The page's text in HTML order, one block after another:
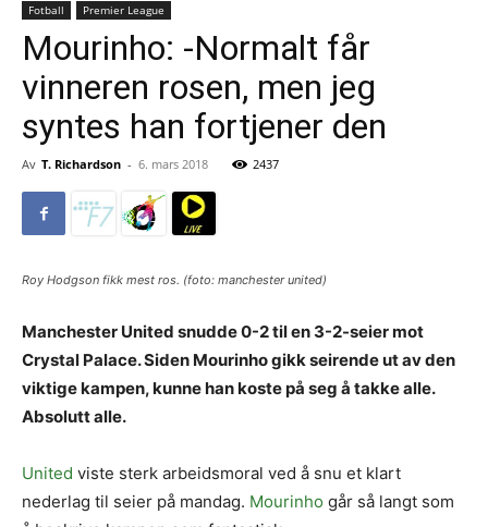
Fotball Premier League
Mourinho: -Normalt får
vinneren rosen, men jeg
syntes han fortjener den
Av T. Richardson - 6. mars 2018 2437
Roy Hodgson fikk mest ros. (foto: manchester united)
Manchester United snudde 0-2 til en 3-2-seier mot
Crystal Palace. Siden Mourinho gikk seirende ut av den
viktige kampen, kunne han koste på seg å takke alle.
Absolutt alle.
United viste sterk arbeidsmoral ved å snu et klart
nederlag til seier på mandag. Mourinho går så langt som